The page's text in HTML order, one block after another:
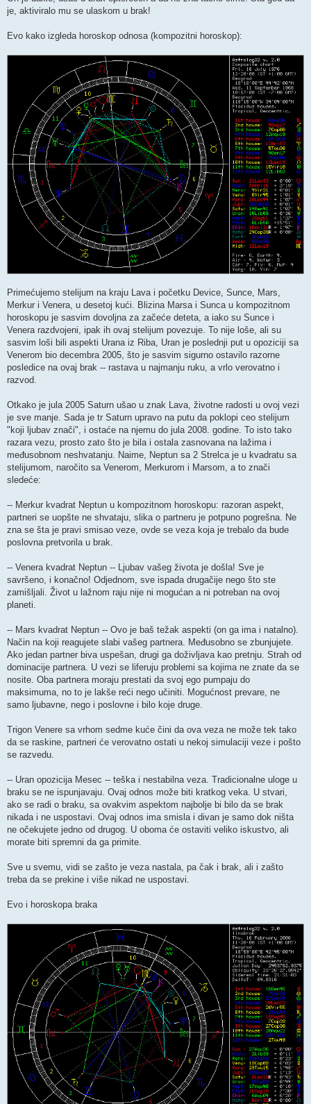
je, aktiviralo mu se ulaskom u brak!
Evo kako izgleda horoskop odnosa (kompozitni horoskop):
Primećujemo stelijum na kraju Lava i početku Device, Sunce, Mars,
Merkur i Venera, u desetoj kući. Blizina Marsa i Sunca u kompozitnom
horoskopu je sasvim dovoljna za začeće deteta, a iako su Sunce i
Venera razdvojeni, ipak ih ovaj stelijum povezuje. To nije loše, ali su
sasvim loši bili aspekti Urana iz Riba, Uran je poslednji put u opoziciji sa
Venerom bio decembra 2005, što je sasvim sigurno ostavilo razorne
posledice na ovaj brak -- rastava u najmanju ruku, a vrlo verovatno i
razvod.
Otkako je jula 2005 Saturn ušao u znak Lava, životne radosti u ovoj vezi
je sve manje. Sada je tr Saturn upravo na putu da poklopi ceo stelijum
"koji ljubav znači", i ostaće na njemu do jula 2008. godine. To isto tako
razara vezu, prosto zato što je bila i ostala zasnovana na lažima i
međusobnom neshvatanju. Naime, Neptun sa 2 Strelca je u kvadratu sa
stelijumom, naročito sa Venerom, Merkurom i Marsom, a to znači
sledeće:
-- Merkur kvadrat Neptun u kompozitnom horoskopu: razoran aspekt,
partneri se uopšte ne shvataju, slika o partneru je potpuno pogrešna. Ne
zna se šta je pravi smisao veze, ovde se veza koja je trebalo da bude
poslovna pretvorila u brak.
-- Venera kvadrat Neptun -- Ljubav vašeg života je došla! Sve je
savršeno, i konačno! Odjednom, sve ispada drugačije nego što ste
zamišljali. Život u lažnom raju nije ni mogućan a ni potreban na ovoj
planeti.
-- Mars kvadrat Neptun -- Ovo je baš težak aspekti (on ga ima i natalno).
Način na koji reagujete slabi vašeg partnera. Međusobno se zbunjujete.
Ako jedan partner biva uspešan, drugi ga doživljava kao pretnju. Strah od
dominacije partnera. U vezi se liferuju problemi sa kojima ne znate da se
nosite. Oba partnera moraju prestati da svoj ego pumpaju do
maksimuma, no to je lakše reći nego učiniti. Mogućnost prevare, ne
samo ljubavne, nego i poslovne i bilo koje druge.
Trigon Venere sa vrhom sedme kuće čini da ova veza ne može tek tako
da se raskine, partneri će verovatno ostati u nekoj simulaciji veze i pošto
se razvedu.
-- Uran opozicija Mesec -- teška i nestabilna veza. Tradicionalne uloge u
braku se ne ispunjavaju. Ovaj odnos može biti kratkog veka. U stvari,
ako se radi o braku, sa ovakvim aspektom najbolje bi bilo da se brak
nikada i ne uspostavi. Ovaj odnos ima smisla i divan je samo dok ništa
ne očekujete jedno od drugog. U oboma će ostaviti veliko iskustvo, ali
morate biti spremni da ga primite.
Sve u svemu, vidi se zašto je veza nastala, pa čak i brak, ali i zašto
treba da se prekine i više nikad ne uspostavi.
Evo i horoskopa braka